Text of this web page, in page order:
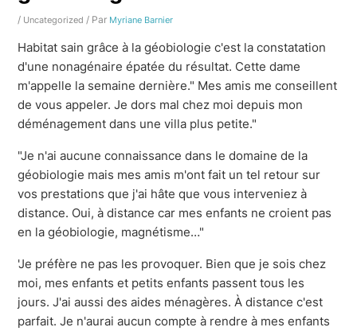
/ Uncategorized / Par Myriane Barnier
Habitat sain grâce à la géobiologie c'est la constatation
d'une nonagénaire épatée du résultat. Cette dame
m'appelle la semaine dernière." Mes amis me conseillent
de vous appeler. Je dors mal chez moi depuis mon
déménagement dans une villa plus petite."
"Je n'ai aucune connaissance dans le domaine de la
géobiologie mais mes amis m'ont fait un tel retour sur
vos prestations que j'ai hâte que vous interveniez à
distance. Oui, à distance car mes enfants ne croient pas
en la géobiologie, magnétisme…"
'Je préfère ne pas les provoquer. Bien que je sois chez
moi, mes enfants et petits enfants passent tous les
jours. J'ai aussi des aides ménagères. À distance c'est
parfait. Je n'aurai aucun compte à rendre à mes enfants